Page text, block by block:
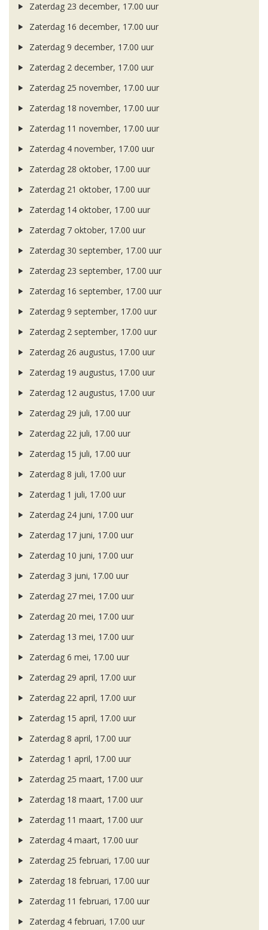
Zaterdag 23 december, 17.00 uur
Zaterdag 16 december, 17.00 uur
Zaterdag 9 december, 17.00 uur
Zaterdag 2 december, 17.00 uur
Zaterdag 25 november, 17.00 uur
Zaterdag 18 november, 17.00 uur
Zaterdag 11 november, 17.00 uur
Zaterdag 4 november, 17.00 uur
Zaterdag 28 oktober, 17.00 uur
Zaterdag 21 oktober, 17.00 uur
Zaterdag 14 oktober, 17.00 uur
Zaterdag 7 oktober, 17.00 uur
Zaterdag 30 september, 17.00 uur
Zaterdag 23 september, 17.00 uur
Zaterdag 16 september, 17.00 uur
Zaterdag 9 september, 17.00 uur
Zaterdag 2 september, 17.00 uur
Zaterdag 26 augustus, 17.00 uur
Zaterdag 19 augustus, 17.00 uur
Zaterdag 12 augustus, 17.00 uur
Zaterdag 29 juli, 17.00 uur
Zaterdag 22 juli, 17.00 uur
Zaterdag 15 juli, 17.00 uur
Zaterdag 8 juli, 17.00 uur
Zaterdag 1 juli, 17.00 uur
Zaterdag 24 juni, 17.00 uur
Zaterdag 17 juni, 17.00 uur
Zaterdag 10 juni, 17.00 uur
Zaterdag 3 juni, 17.00 uur
Zaterdag 27 mei, 17.00 uur
Zaterdag 20 mei, 17.00 uur
Zaterdag 13 mei, 17.00 uur
Zaterdag 6 mei, 17.00 uur
Zaterdag 29 april, 17.00 uur
Zaterdag 22 april, 17.00 uur
Zaterdag 15 april, 17.00 uur
Zaterdag 8 april, 17.00 uur
Zaterdag 1 april, 17.00 uur
Zaterdag 25 maart, 17.00 uur
Zaterdag 18 maart, 17.00 uur
Zaterdag 11 maart, 17.00 uur
Zaterdag 4 maart, 17.00 uur
Zaterdag 25 februari, 17.00 uur
Zaterdag 18 februari, 17.00 uur
Zaterdag 11 februari, 17.00 uur
Zaterdag 4 februari, 17.00 uur